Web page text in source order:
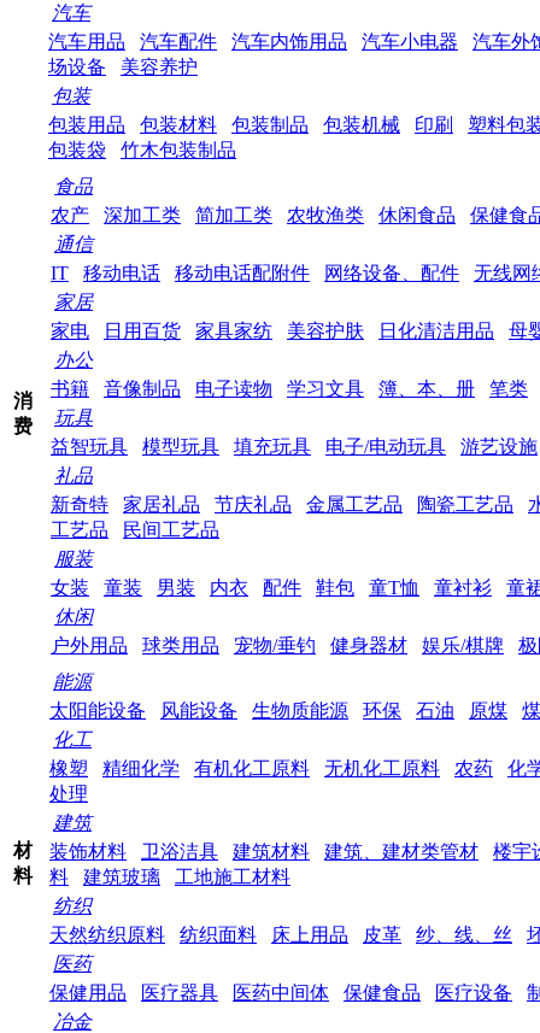
汽车
汽车用品
汽车配件 汽车内饰用品 汽车小电器
汽车外
场设备
美容养护
包装
包装用品
包装材料 包装制品 包装机械 印刷
塑料包
包装袋
竹木包装制品
消
费
食品
农产
深加工类 简加工类 农牧渔类 休闲食品
保健食
通信
IT
移动电话 移动电话配附件 网络设备、配件
无线网
家居
家电
日用百货 家具家纺 美容护肤 日化清洁用品
母
办公
书籍
音像制品 电子读物 学习文具 簿、本、册
笔类
玩具
益智玩具
模型玩具 填充玩具 电子/电动玩具
游艺设施
礼品
新奇特
家居礼品 节庆礼品 金属工艺品 陶瓷工艺品
工艺品
民间工艺品
服装
女装
童装 男装 内衣 配件 鞋包 童T恤 童衬衫
童
休闲
户外用品
球类用品 宠物/垂钓 健身器材 娱乐/棋牌
材
料
能源
太阳能设备
风能设备 生物质能源 环保 石油 原煤
化工
橡塑
精细化学 有机化工原料 无机化工原料 农药
化
处理
建筑
装饰材料
卫浴洁具 建筑材料 建筑、建材类管材
楼宇
料
建筑玻璃
工地施工材料
纺织
天然纺织原料
纺织面料 床上用品 皮革 纱、线、丝
医药
保健用品
医疗器具 医药中间体 保健食品 医疗设备
冶金